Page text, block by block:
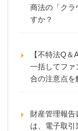
商法の「クラ
すか？
【不特法Q
一括してフ
合の注意点を
財産管理報告
は、電子取